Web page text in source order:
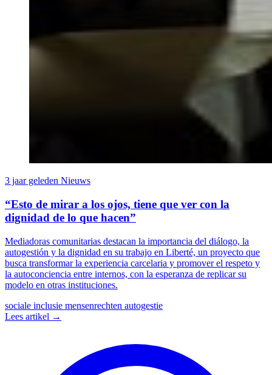
3 jaar geleden Nieuws
“Esto de mirar a los ojos, tiene que ver con la
dignidad de lo que hacen”
Mediadoras comunitarias destacan la importancia del diálogo, la
autogestión y la dignidad en su trabajo en Liberté, un proyecto que
busca transformar la experiencia carcelaria y promover el respeto y
la autoconciencia entre internos, con la esperanza de replicar su
modelo en otras instituciones.
sociale inclusie mensenrechten autogestie
Lees artikel →